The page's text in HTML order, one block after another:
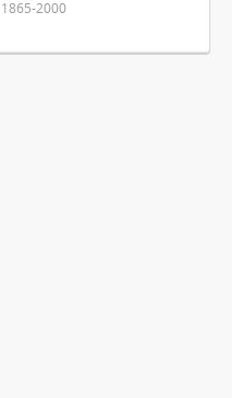
1865-2000